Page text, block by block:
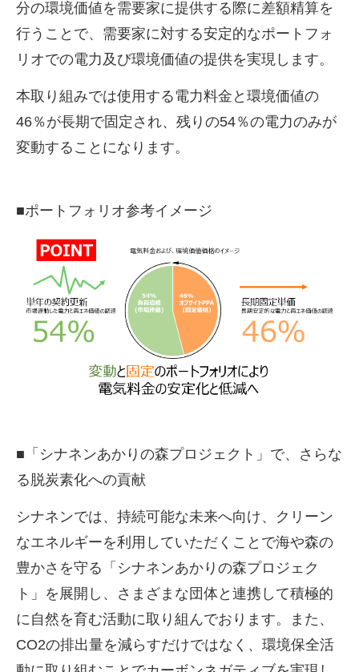
分の環境価値を需要家に提供する際に差額精算を
行うことで、需要家に対する安定的なポートフォ
リオでの電力及び環境価値の提供を実現します。
本取り組みでは使用する電力料金と環境価値の
46％が長期で固定され、残りの54％の電力のみが
変動することになります。
■ポートフォリオ参考イメージ
■「シナネンあかりの森プロジェクト」で、さらな
る脱炭素化への貢献
シナネンでは、持続可能な未来へ向け、クリーン
なエネルギーを利用していただくことで海や森の
豊かさを守る「シナネンあかりの森プロジェク
ト」を展開し、さまざまな団体と連携して積極的
に自然を育む活動に取り組んでおります。また、
CO2の排出量を減らすだけではなく、環境保全活